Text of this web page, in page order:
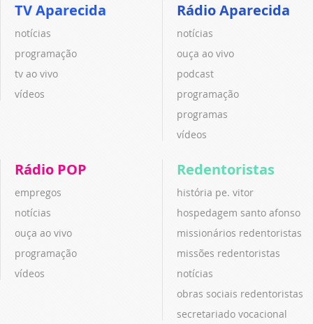
TV Aparecida
notícias
programação
tv ao vivo
vídeos
Rádio Aparecida
notícias
ouça ao vivo
podcast
programação
programas
vídeos
Rádio POP
empregos
notícias
ouça ao vivo
programação
vídeos
Redentoristas
história pe. vitor
hospedagem santo afonso
missionários redentoristas
missões redentoristas
notícias
obras sociais redentoristas
secretariado vocacional